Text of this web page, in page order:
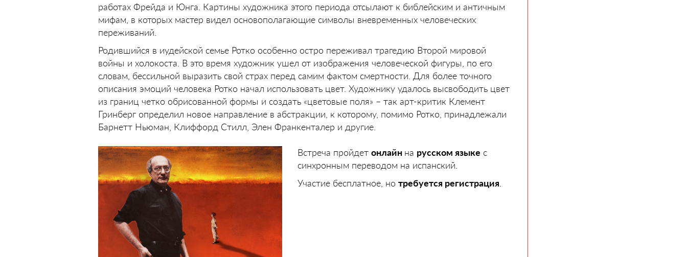
работах Фрейда и Юнга. Картины художника этого периода отсылают к библейским и античным
мифам, в которых мастер видел основополагающие символы вневременных человеческих
переживаний.
Родившийся в иудейской семье Ротко особенно остро переживал трагедию Второй мировой
войны и холокоста. В это время художник ушел от изображения человеческой фигуры, по его
словам, бессильной выразить свой страх перед самим фактом смертности. Для более точного
описания эмоций человека Ротко начал использовать цвет. Художнику удалось высвободить цвет
из границ четко обрисованной формы и создать «цветовые поля» – так арт-критик Клемент
Гринберг опреде­лил новое направление в абстракции, к которому, помимо Ротко, принадле­жали
Барнетт Ньюман, Клиффорд Стилл, Элен Франкенталер и другие.
Встреча пройдет онлайн на русском языке с
синхронным переводом на испанский.
Участие бесплатное, но требуется регистрация